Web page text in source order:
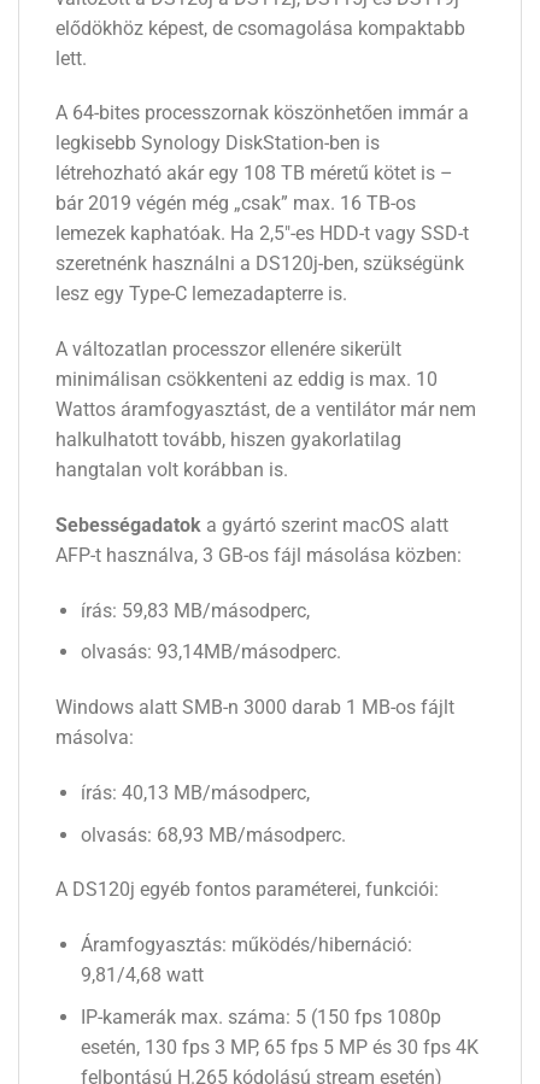
elődökhöz képest, de csomagolása kompaktabb
lett.
A 64-bites processzornak köszönhetően immár a
legkisebb Synology DiskStation-ben is
létrehozható akár egy 108 TB méretű kötet is –
bár 2019 végén még „csak” max. 16 TB-os
lemezek kaphatóak. Ha 2,5″-es HDD-t vagy SSD-t
szeretnénk használni a DS120j-ben, szükségünk
lesz egy Type-C lemezadapterre is.
A változatlan processzor ellenére sikerült
minimálisan csökkenteni az eddig is max. 10
Wattos áramfogyasztást, de a ventilátor már nem
halkulhatott tovább, hiszen gyakorlatilag
hangtalan volt korábban is.
Sebességadatok a gyártó szerint macOS alatt
AFP-t használva, 3 GB-os fájl másolása közben:
írás: 59,83 MB/másodperc,
olvasás: 93,14MB/másodperc.
Windows alatt SMB-n 3000 darab 1 MB-os fájlt
másolva:
írás: 40,13 MB/másodperc,
olvasás: 68,93 MB/másodperc.
A DS120j egyéb fontos paraméterei, funkciói:
Áramfogyasztás: működés/hibernáció:
9,81/4,68 watt
IP-kamerák max. száma: 5 (150 fps 1080p
esetén, 130 fps 3 MP, 65 fps 5 MP és 30 fps 4K
felbontású H.265 kódolású stream esetén)